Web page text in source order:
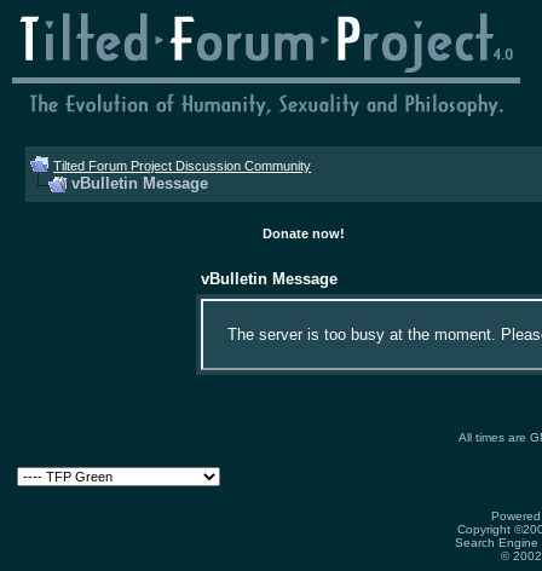
Tilted Forum Project Discussion Community
vBulletin Message
Donate now!
vBulletin Message
The server is too busy at the moment.
All times are
Copyright
Search
©